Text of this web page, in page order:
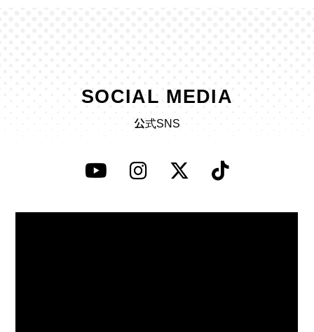
SOCIAL MEDIA
公式SNS